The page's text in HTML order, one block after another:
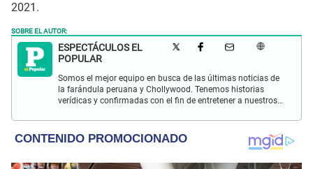
2021.
SOBRE EL AUTOR:
ESPECTÁCULOS EL
POPULAR
Somos el mejor equipo en busca de las últimas noticias de
la farándula peruana y Chollywood. Tenemos historias
verídicas y confirmadas con el fin de entretener a nuestros